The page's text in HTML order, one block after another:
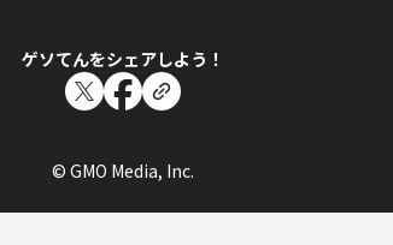
ゲソてんをシェアしよう！
© GMO Media, Inc.